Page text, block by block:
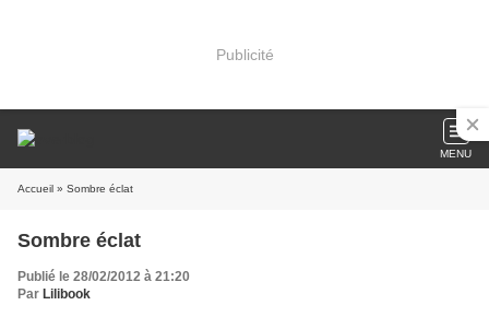
Publicité
MENU
Accueil » Sombre éclat
Sombre éclat
Publié le 28/02/2012 à 21:20
Par Lilibook